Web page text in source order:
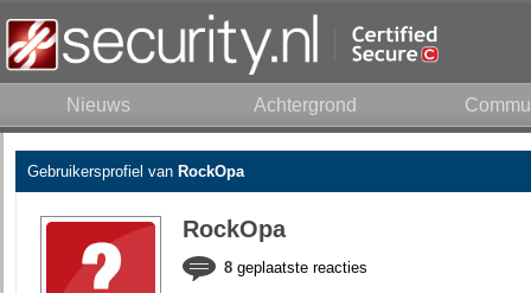
Nieuws Achtergrond
Gebruikersprofiel van RockOpa
RockOpa
8geplaatste reacties